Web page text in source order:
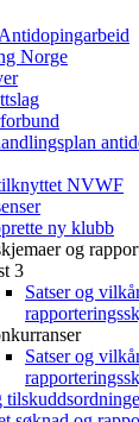
Norge
NVWF
ny klubb
og
3
Satser og
Satser og